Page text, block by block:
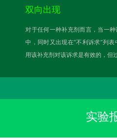
双向出现
对于任何一种补充剂而言，当一
中，同时又出现在“不利诉求”列
用该补充剂对该诉求是有效的，但
实验